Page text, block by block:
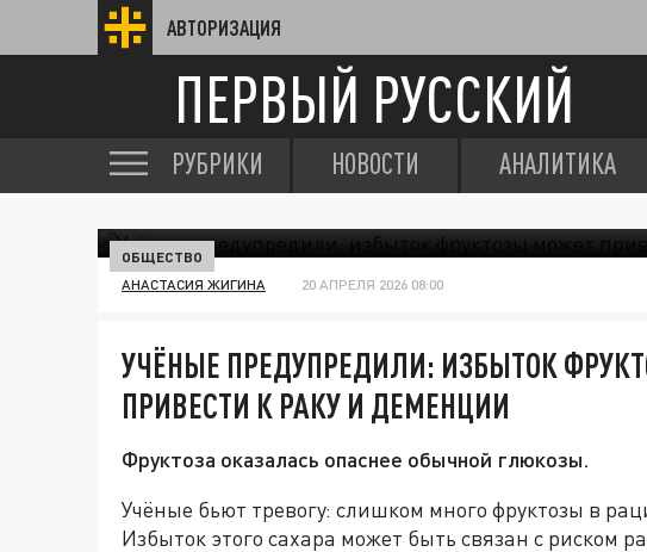
АВТОРИЗАЦИЯ
ПЕРВЫЙ РУССКИЙ
РУБРИКИ НОВОСТИ АНАЛИТИКА
ОБЩЕСТВО
АНАСТАСИЯ ЖИГИНА 20 АПРЕЛЯ 2026 08:00
УЧЁНЫЕ ПРЕДУПРЕДИЛИ: ИЗБЫТОК
ПРИВЕСТИ К РАКУ И ДЕМЕНЦИИ
Фруктоза оказалась опаснее обычной глюкозы.
Учёные бьют тревогу: слишком много фруктозы в
Избыток этого сахара может быть связан с риском